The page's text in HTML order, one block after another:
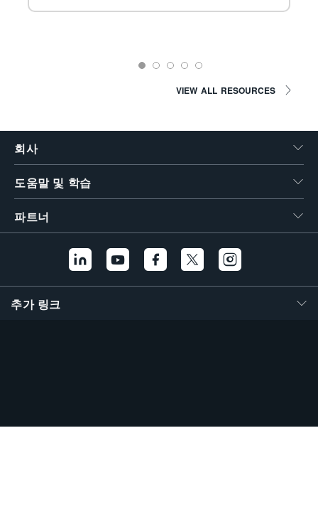
VIEW ALL RESOURCES
회사
도움말 및 학습
파트너
추가 링크